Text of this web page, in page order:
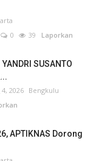
0 39 Laporkan
SUSANTO
2026 Bengkulu
APTIKNAS Dorong